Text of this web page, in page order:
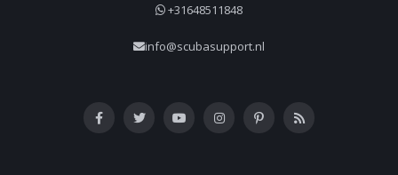
+31648511848
info@scubasupport.nl